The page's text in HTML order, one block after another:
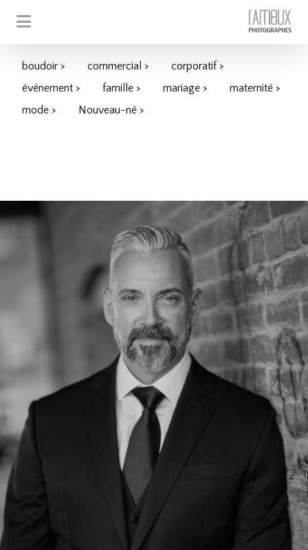
boudoir > commercial >
corporatif >
événement >
famille > mariage >
maternité >
mode >
Nouveau-né >